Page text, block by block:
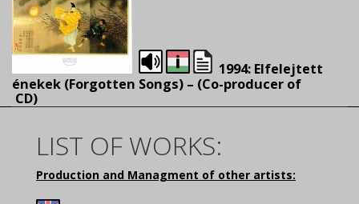
1994: Elfelejtett
énekek (Forgotten Songs) – (Co-producer of
CD)
LIST OF WORKS:
Production and Managment of other artists: